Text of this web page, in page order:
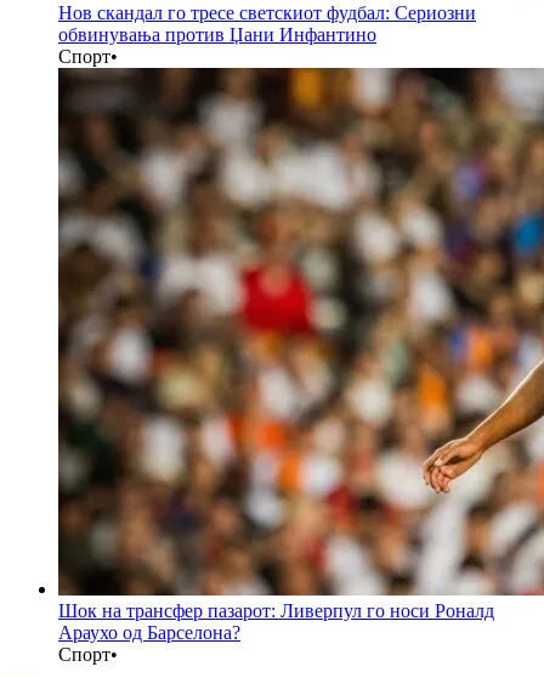
Нов скандал го тресе светскиот фудбал: Сериозни
обвинувања против Џани Инфантино
Спорт•
Шок на трансфер пазарот: Ливерпул го носи Роналд
Араухо од Барселона?
Спорт•